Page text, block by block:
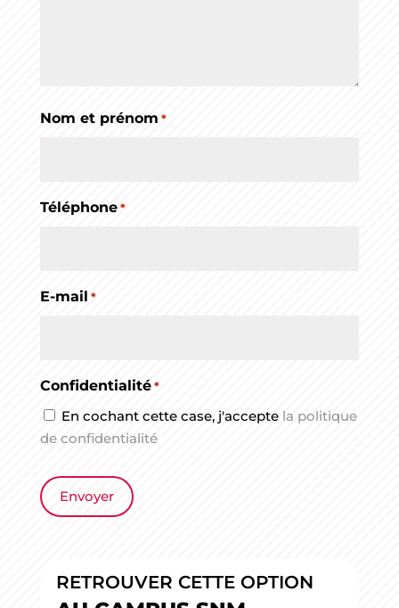
Nom et prénom *
Téléphone *
E-mail *
Confidentialité *
En cochant cette case, j'accepte la politique
de confidentialité
RETROUVER CETTE OPTION